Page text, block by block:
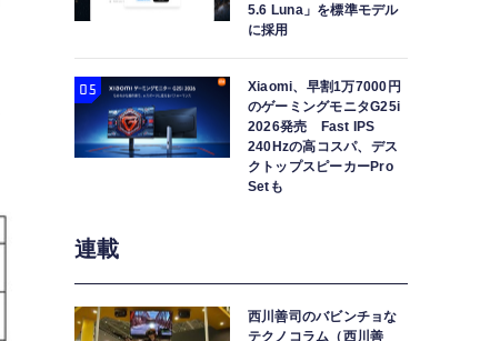
5.6 Luna」を標準モデル
に採用
Xiaomi、早割1万7000円
のゲーミングモニタG25i
2026発売 Fast IPS
240Hzの高コスパ、デス
クトップスピーカーPro
Setも
連載
西川善司のバビンチョな
テクノコラム（西川善